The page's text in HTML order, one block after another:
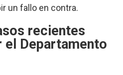
un fallo en contra.
recientes
el Departamento